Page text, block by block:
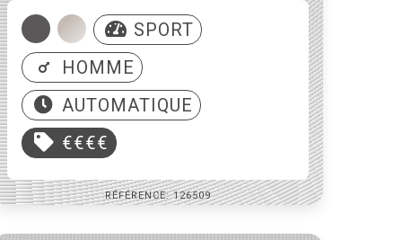
SPORT
HOMME
AUTOMATIQUE
€€€€
RÉFÉRENCE: 126509